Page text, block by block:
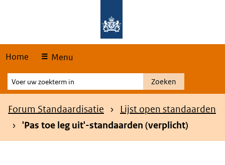
Home Menu
Voer
uw
zoekterm
Zoeken
Kruimelpad
Forum Standaardisatie
Lijst open standaarden
'Pas toe leg uit'-standaarden (verplicht)